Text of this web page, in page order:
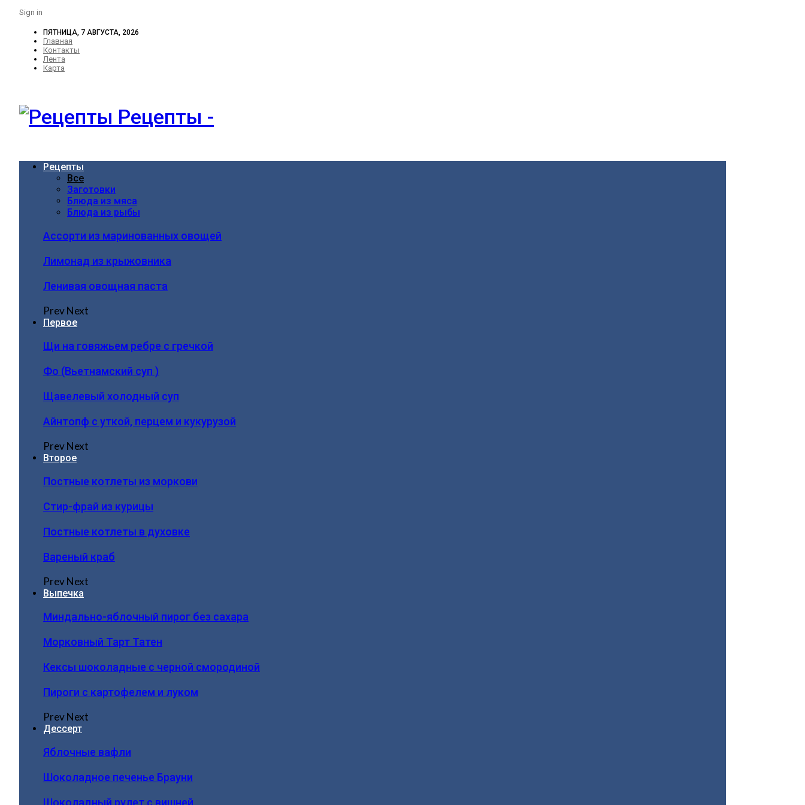
Sign in
ПЯТНИЦА, 7 АВГУСТА, 2026
Главная
Контакты
Лента
Карта
Рецепты -
Рецепты
Все
Заготовки
Блюда из мяса
Блюда из рыбы
Ассорти из маринованных овощей
Лимонад из крыжовника
Ленивая овощная паста
PrevNext
Первое
Щи на говяжьем ребре с гречкой
Фо (Вьетнамский суп )
Щавелевый холодный суп
Айнтопф с уткой, перцем и кукурузой
PrevNext
Второе
Постные котлеты из моркови
Стир-фрай из курицы
Постные котлеты в духовке
Вареный краб
PrevNext
Выпечка
Миндально-яблочный пирог без сахара
Морковный Тарт Татен
Кексы шоколадные с черной смородиной
Пироги c картофелем и луком
PrevNext
Дессерт
Яблочные вафли
Шоколадное печенье Брауни
Шоколадный рулет с вишней